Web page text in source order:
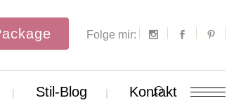
Folge mir:
Stil-Blog Kontakt